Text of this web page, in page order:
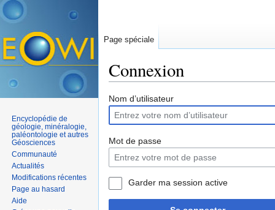
Connexion
Nom d’utilisateur
Mot de passe
Garder ma session active
Page spéciale
Encyclopédie de
géologie, minéralogie,
paléontologie et autres
Géosciences
Communauté
Actualités
Modifications récentes
Page au hasard
Aide